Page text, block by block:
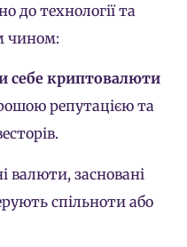
до технології та
чином:
себе криптовалюти
репутацією та
валюти, засновані
спільноти або